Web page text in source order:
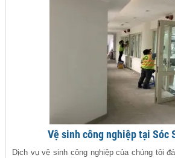
Vệ sinh công nghiệp tại Sóc
Dịch vụ vệ sinh công nghiệp của chúng tôi